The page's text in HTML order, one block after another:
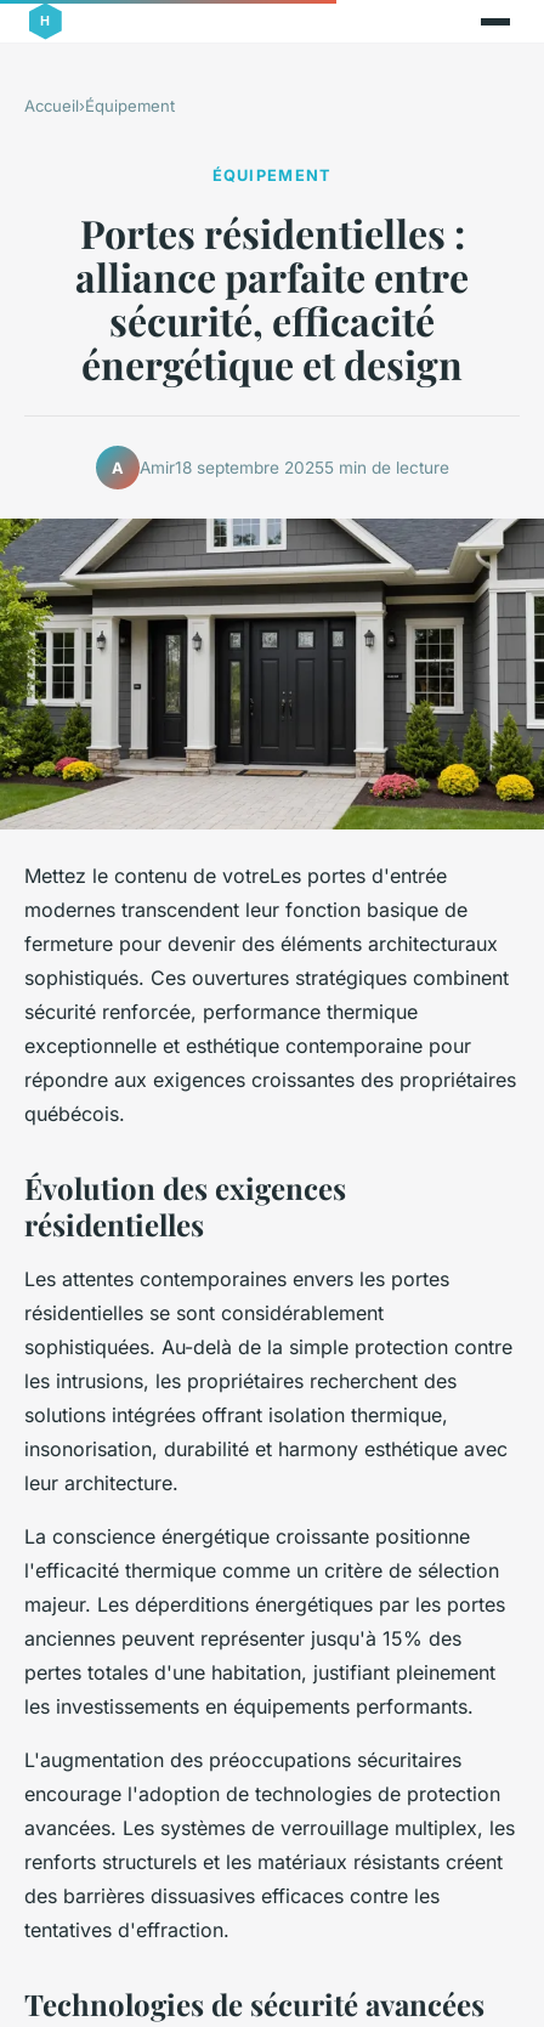
Accueil›Équipement
ÉQUIPEMENT
Portes résidentielles :
alliance parfaite entre
sécurité, efficacité
énergétique et design
A Amir18 septembre 20255 min de lecture
Mettez le contenu de votreLes portes d'entrée
modernes transcendent leur fonction basique de
fermeture pour devenir des éléments architecturaux
sophistiqués. Ces ouvertures stratégiques combinent
sécurité renforcée, performance thermique
exceptionnelle et esthétique contemporaine pour
répondre aux exigences croissantes des propriétaires
québécois.
Évolution des exigences
résidentielles
Les attentes contemporaines envers les portes
résidentielles se sont considérablement
sophistiquées. Au-delà de la simple protection contre
les intrusions, les propriétaires recherchent des
solutions intégrées offrant isolation thermique,
insonorisation, durabilité et harmony esthétique avec
leur architecture.
La conscience énergétique croissante positionne
l'efficacité thermique comme un critère de sélection
majeur. Les déperditions énergétiques par les portes
anciennes peuvent représenter jusqu'à 15% des
pertes totales d'une habitation, justifiant pleinement
les investissements en équipements performants.
L'augmentation des préoccupations sécuritaires
encourage l'adoption de technologies de protection
avancées. Les systèmes de verrouillage multiplex, les
renforts structurels et les matériaux résistants créent
des barrières dissuasives efficaces contre les
tentatives d'effraction.
Technologies de sécurité avancées